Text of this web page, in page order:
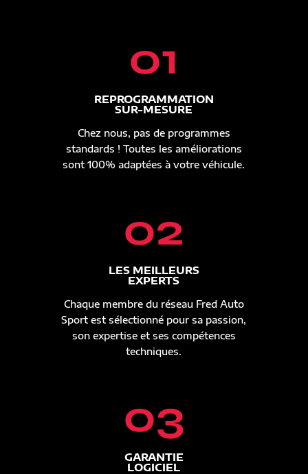
01
REPROGRAMMATION
SUR-MESURE
Chez nous, pas de programmes
standards ! Toutes les améliorations
sont 100% adaptées à votre véhicule.
02
LES MEILLEURS
EXPERTS
Chaque membre du réseau Fred Auto
Sport est sélectionné pour sa passion,
son expertise et ses compétences
techniques.
03
GARANTIE
LOGICIEL